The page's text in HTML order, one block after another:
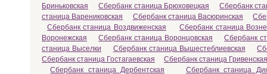
Бриньковская
Сбербанк станица Брюховецкая
Сбербанк
станица Варениковская
Сбербанк станица Васюринская
Сбербанк станица Воздвиженская
Сбербанк станица
Воронежская
Сбербанк станица Воронцовская
Сбербанк
станица Выселки
Сбербанк станица Вышестеблиевская
Сбербанк станица Гостагаевская
Сбербанк станица Гривенская
Сбербанк станица Дербентская
Сбербанк станица